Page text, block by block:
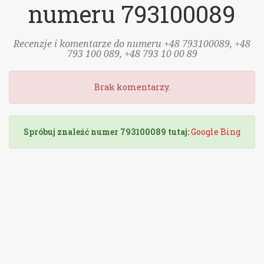
numeru 793100089
Recenzje i komentarze do numeru +48 793100089, +48
793 100 089, +48 793 10 00 89
Brak komentarzy.
Spróbuj znaleźć numer 793100089 tutaj:Google Bing